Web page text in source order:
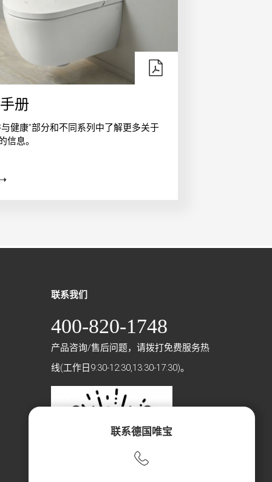
册
与健康”部分和不同系列中了解更多关于
信息。
联系我们
400-820-1748
产品咨询/售后问题，请拨打免费服务热
线(工作日9:30-12:30,13:30-17:30)。
联系德国唯宝